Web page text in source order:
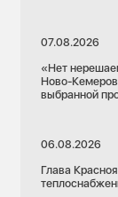
07.08.2026
«Нет
Ново-
выбранной
06.08.2026
Глава